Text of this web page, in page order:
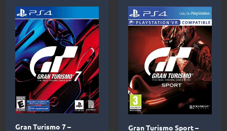
Gran Turismo 7 –
Gran Turismo Sport –